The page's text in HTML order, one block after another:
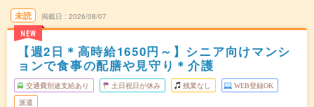
未読
NEW
掲載日 2026/08/07
【週2日＊高時給1650円～】シニア向けマンシ
ョンで食事の配膳や見守り＊介護
交通費別途支給あり 土日祝日が休み 残業なし WEB登録OK
派遣